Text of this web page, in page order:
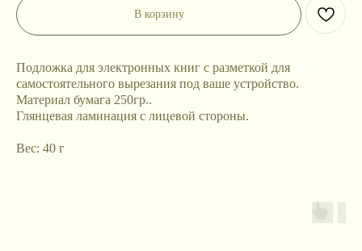
В корзину
Подложка для электронных книг с разметкой для
самостоятельного вырезания под ваше устройство.
Материал бумага 250гр..
Глянцевая ламинация с лицевой стороны.
Вес: 40 г